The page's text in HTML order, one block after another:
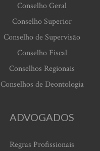
Conselho Geral
Conselho Superior
Conselho de Supervisão
Conselho Fiscal
Conselhos Regionais
Conselhos de Deontologia
ADVOGADOS
Regras Profissionais